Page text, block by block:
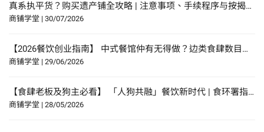
真系执平货？购买遗产铺全攻略 | 注意事项、手续程序与按揭申请指南
商铺学堂 | 30/07/2026
【2026餐饮创业指南】 中式餐馆仲有无得做？边类食肆数目增幅最多？研究报告中寻找餐饮创业贴士？
商铺学堂 | 29/06/2026
【食肆老板及狗主必看】 「人狗共融」餐饮新时代 | 食环署指引懒人包！
商铺学堂 | 28/05/2026